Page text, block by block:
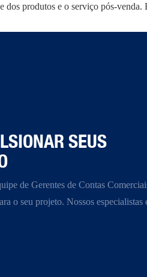
produtos e o serviço pós-
SEUS
de Gerentes de Contas
o seu projeto. Nossos especialistas